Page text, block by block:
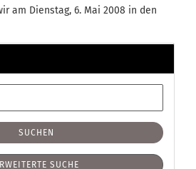
am Dienstag, 6. Mai 2008 in den
SUCHEN
SUCHE